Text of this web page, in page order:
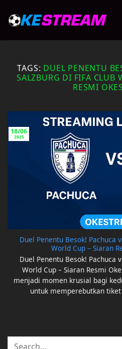
TAGS: DUEL PENENTU
SALZBURG DI FIFA CLUB
RESMI
Duel Penentu Besok! Pachuca
World Cup – Siaran
Duel Penentu Besok! Pachuca
World Cup – Siaran Resmi
menjadi momen krusial bagi
untuk memperebutkan
18/06
2025